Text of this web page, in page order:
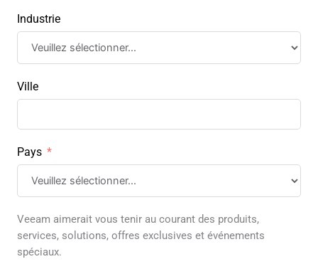
Industrie
Ville
Pays
Veeam aimerait vous tenir au courant des produits,
services, solutions, offres exclusives et événements
spéciaux.